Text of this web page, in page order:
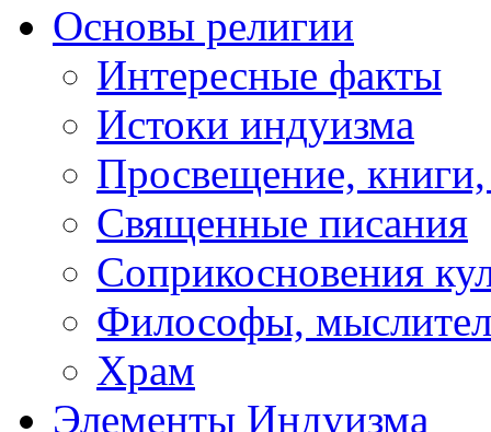
Основы религии
Интересные факты
Истоки индуизма
Просвещение, книги,
Священные писания
Соприкосновения
Философы,
Храм
Элементы Индуизма